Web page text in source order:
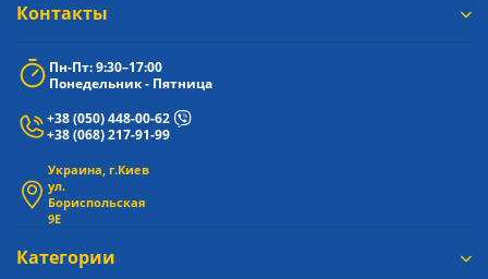
Контакты
Пн-Пт: 9:30–17:00
Понедельник - Пятница
+38 (050) 448-00-62
+38 (068) 217-91-99
Украина, г.Киев
ул.
Бориспольская
9Е
Категории